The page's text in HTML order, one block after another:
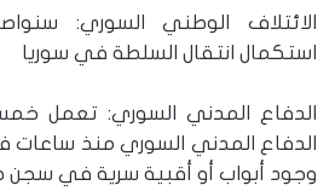
الائتلاف الوطني السوري:
استكمال انتقال السلطة في سوريا
الدفاع المدني السوري: تعمل
الدفاع المدني السوري منذ ساعات
وجود أبواب أو أقبية سرية في سجن